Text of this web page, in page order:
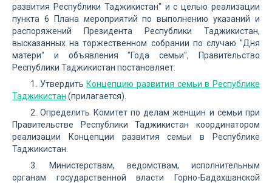
развития Республики Таджикистан" и с целью реализации
пункта 6 Плана мероприятий по выполнению указаний и
распоряжений Президента Республики Таджикистан,
высказанных на торжественном собрании по случаю "Дня
матери" и объявления "Года семьи", Правительство
Республики Таджикистан постановляет:
1. Утвердить Концепцию развития семьи в Республике
Таджикистан (прилагается).
2. Определить Комитет по делам женщин и семьи при
Правительстве Республики Таджикистан координатором
реализации Концепции развития семьи в Республике
Таджикистан.
3. Министерствам, ведомствам, исполнительным
органам государственной власти Горно-Бадахшанской